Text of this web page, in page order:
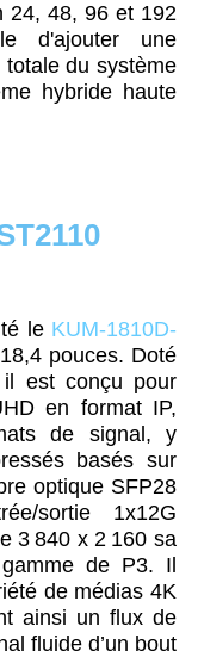
24, 48, 96 et 192
d'ajouter une
du système
hybride haute
le KUM-1810D-
pouces. Doté
il est conçu pour
en format IP,
de signal, y
basés sur
optique SFP28
sortie 1x12G
3 840 x 2 160 sa
de P3. Il
de médias 4K
ainsi un flux de
fluide d’un bout